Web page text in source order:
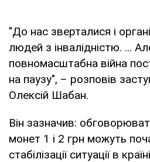
"До нас зверталися і
людей з інвалідністю. ...
повномасштабна війна
на паузу", – розповів
Олексій Шабан.
Він зазначив:
монет 1 і 2 грн можуть
стабілізації ситуації в